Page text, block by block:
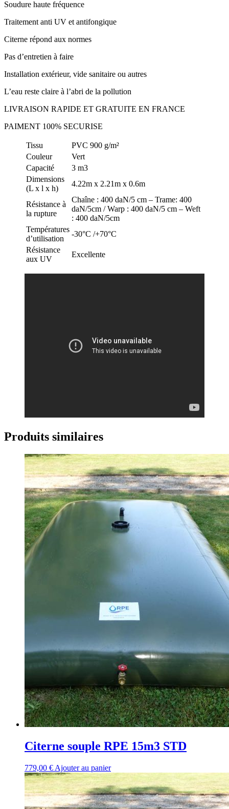
Soudure haute fréquence
Traitement anti UV et antifongique
Citerne répond aux normes
Pas d’entretien à faire
Installation extérieur, vide sanitaire ou autres
L’eau reste claire à l’abri de la pollution
LIVRAISON RAPIDE ET GRATUITE EN FRANCE
PAIMENT 100% SECURISE
Tissu
PVC 900 g/m²
Couleur
Vert
Capacité
3 m3
Dimensions
(L x l x h)
4.22m x 2.21m x 0.6m
Résistance à
la rupture
Chaîne : 400 daN/5 cm – Trame: 400
daN/5cm / Warp : 400 daN/5 cm – Weft
: 400 daN/5cm
Températures
d’utilisation
-30°C /+70°C
Résistance
aux UV
Excellente
Produits similaires
Citerne souple RPE 15m3 STD
779,00 € Ajouter au panier